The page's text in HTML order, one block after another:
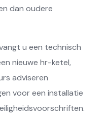
dan oudere
u een technisch
nieuwe hr-ketel,
adviseren
voor een installatie